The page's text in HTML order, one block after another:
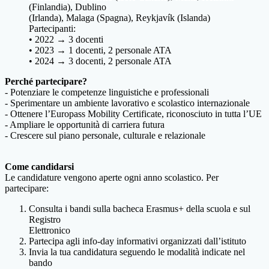
(Finlandia), Dublino
(Irlanda), Malaga (Spagna), Reykjavík (Islanda)
Partecipanti:
• 2022 → 3 docenti
• 2023 → 1 docenti, 2 personale ATA
• 2024 → 3 docenti, 2 personale ATA
Perché partecipare?
- Potenziare le competenze linguistiche e professionali
- Sperimentare un ambiente lavorativo e scolastico internazionale
- Ottenere l’Europass Mobility Certificate, riconosciuto in tutta l’UE
- Ampliare le opportunità di carriera futura
- Crescere sul piano personale, culturale e relazionale
Come candidarsi
Le candidature vengono aperte ogni anno scolastico. Per
partecipare:
Consulta i bandi sulla bacheca Erasmus+ della scuola e sul
Registro
Elettronico
Partecipa agli info-day informativi organizzati dall’istituto
Invia la tua candidatura seguendo le modalità indicate nel
bando